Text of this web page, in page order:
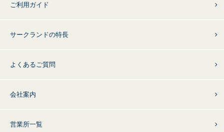
ご利用ガイド
サークランドの特長
よくあるご質問
会社案内
営業所一覧